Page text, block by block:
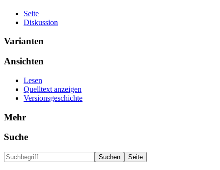
Seite
Diskussion
Varianten
Ansichten
Lesen
Quelltext anzeigen
Versionsgeschichte
Mehr
Suche